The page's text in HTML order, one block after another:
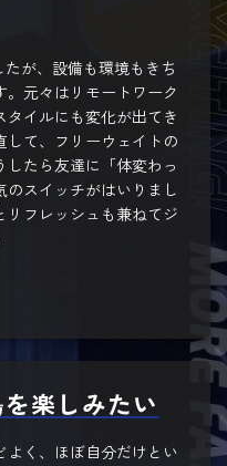
が、設備も環境もきち
元々はリモートワーク
イルにも変化が出てき
して、フリーウェイトの
したら友達に「体変わっ
スイッチがはいりまし
リフレッシュも兼ねてジ
を楽しみたい
よく、ほぼ自分だけとい